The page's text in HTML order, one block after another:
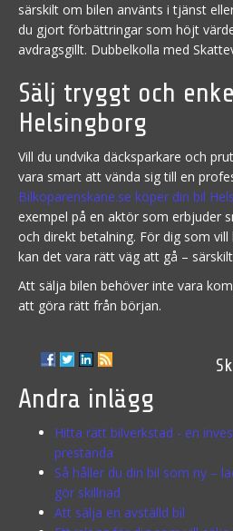
särskilt om bilen använts i tjänst
du gjort förbättringar som höjt
avdragsgillt. Dubbelkolla med
Sälj tryggt och
Helsingborg
Vill du undvika däcksparkare och
vara smart att vända sig till en
Bilkoparenskane.se köper din bil
exempel på en aktör som erbjuder
och direkt betalning. För dig som
kan det vara rätt väg att gå –
Att sälja bilen behöver inte vara
att göra rätt från början.
Andra inlägg
Hitta rätt bilverkstad - en
prestanda
Så håller du din bil som ny –
gör skillnad
Att sälja en avställd bil